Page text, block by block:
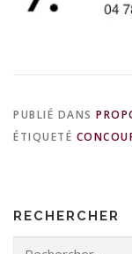
PUBLIÉ DANS
ÉTIQUETÉ
RECHERCHER